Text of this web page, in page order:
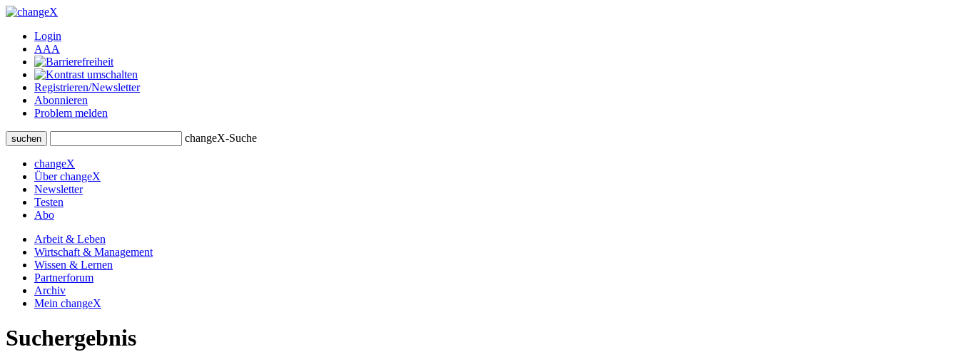
Login
AAA
Registrieren/Newsletter
Abonnieren
Problem melden
suchen changeX-Suche
changeX
Über changeX
Newsletter
Testen
Abo
Arbeit & Leben
Wirtschaft & Management
Wissen & Lernen
Partnerforum
Archiv
Mein changeX
Suchergebnis